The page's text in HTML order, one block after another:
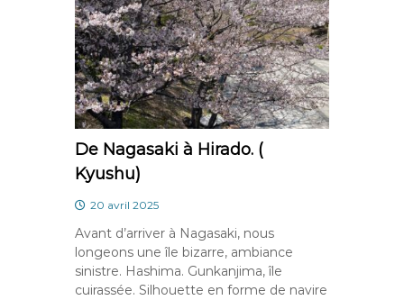
De Nagasaki à Hirado. (
Kyushu)
20 avril 2025
Avant d’arriver à Nagasaki, nous
longeons une île bizarre, ambiance
sinistre. Hashima. Gunkanjima, île
cuirassée. Silhouette en forme de navire